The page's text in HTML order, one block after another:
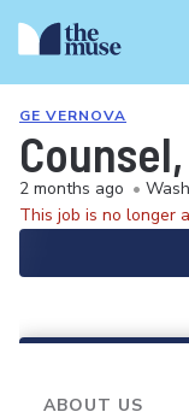
GE VERNOVA
2 months ago •
This job is no longer
ABOUT US